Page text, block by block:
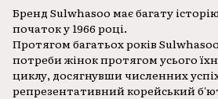
Бренд Sulwhasoo має багату
початок у 1966 році.
Протягом багатьох років
потреби жінок протягом усього
циклу, досягнувши численних
репрезентативний корейський